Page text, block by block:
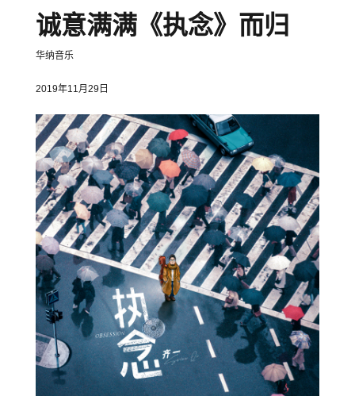
诚意满满《执念》而归
华纳音乐
2019年11月29日